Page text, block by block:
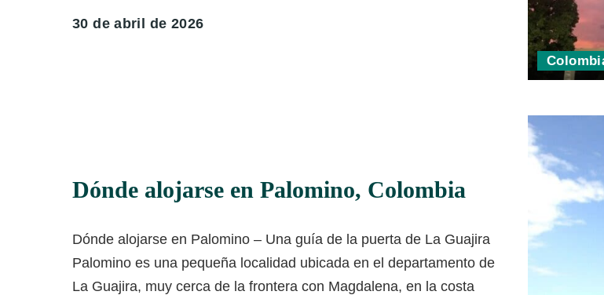
30 de abril de 2026
Dónde alojarse en Palomino, Colombia
Dónde alojarse en Palomino – Una guía de la puerta de La Guajira
Palomino es una pequeña localidad ubicada en el departamento de
La Guajira, muy cerca de la frontera con Magdalena, en la costa